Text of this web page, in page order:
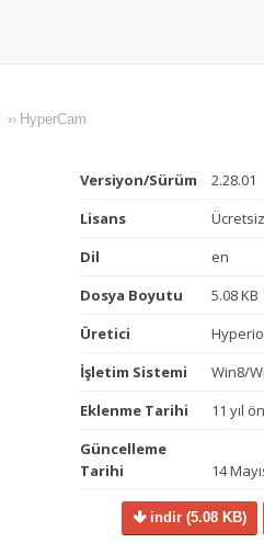
›› HyperCam
Versiyon/Sürüm
2.28.01
Lisans
Ücretsiz
Dil
en
Dosya Boyutu
5.08 KB
Üretici
İşletim Sistemi
Win8/
Eklenme Tarihi
11 yıl
Güncelleme
Tarihi
14
indir (5.08 KB)